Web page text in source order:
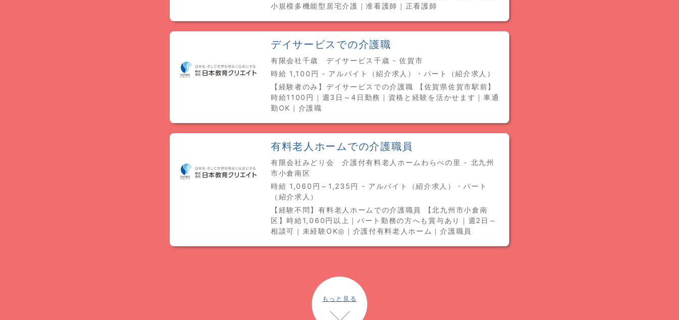
小規模多機能型居宅介護｜准看護師｜正看護師
デイサービスでの介護職
有限会社千歳 デイサービス千歳 - 佐賀市
時給 1,100円 - アルバイト（紹介求人）・パート（紹介求人）
【経験者のみ】デイサービスでの介護職 【佐賀県佐賀市駅前】
時給1100円｜週3日～4日勤務｜資格と経験を活かせます｜車通
勤OK｜介護職
有料老人ホームでの介護職員
有限会社みどり会 介護付有料老人ホームわらべの里 - 北九州
市小倉南区
時給 1,060円～1,235円 - アルバイト（紹介求人）・パート
（紹介求人）
【経験不問】有料老人ホームでの介護職員 【北九州市小倉南
区】時給1,060円以上｜パート勤務の方へも賞与あり｜週2日～
相談可｜未経験OK◎｜介護付有料老人ホーム｜介護職員
もっと見る